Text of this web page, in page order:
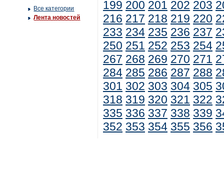
Все категории
Лента новостей
199 200 201 202 203
216 217 218 219 220
233 234 235 236 237
250 251 252 253 254
267 268 269 270 271
284 285 286 287 288
301 302 303 304 305
318 319 320 321 322
335 336 337 338 339
352 353 354 355 356